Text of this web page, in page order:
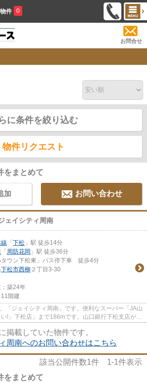
件 0
お問合せ
に条件を絞り込む
物件リクエスト
をまとめて
加 お問い合わせ
ェイシティ周南
「 下松 」駅 徒歩14分
「 周防花岡 」駅 徒歩36分
タウン下松東」バス停下車 徒歩4分
下松市西柳 ２丁目3-30
築24年
階建
「ジェイシティ周南」です。便利なスーパー「JA山
!」下松店」まで186mです。山口銀行下松支店が歩
掲載していた物件です。
周南へのお問い合わせはこちら
該当公開件数1件 1-1件表示
をまとめて